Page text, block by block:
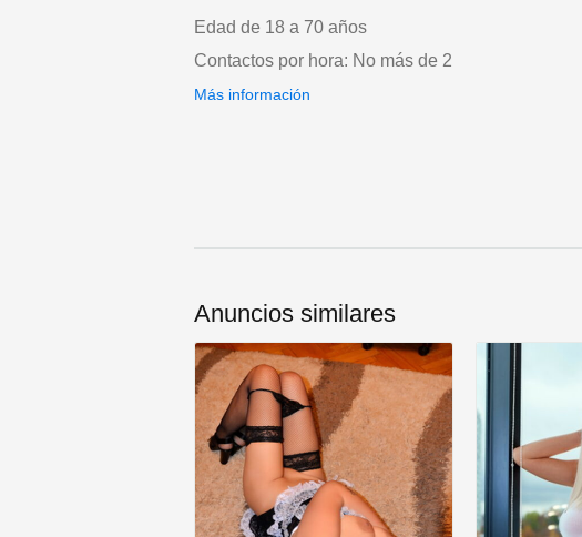
Edad de 18 a 70 años
Contactos por hora: No más de 2
Más información
Anuncios similares